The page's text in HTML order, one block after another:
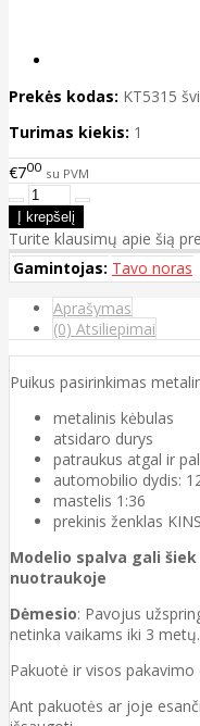
Prekės kodas: KT5315
Turimas kiekis: 1
€700 su PVM
Turite klausimų apie šią
Gamintojas: Tavo noras
Aprašymas
(0) Atsiliepimai
Puikus pasirinkimas
metalinis kėbulas
atsidaro durys
patraukus atgal ir
automobilio dydis:
mastelis 1:36
prekinis ženklas
Modelio spalva gali
nuotraukoje
Dėmesio: Pavojus
netinka vaikams iki 3 metų.
Pakuotė ir visos pakavimo
Ant pakuotės ar joje